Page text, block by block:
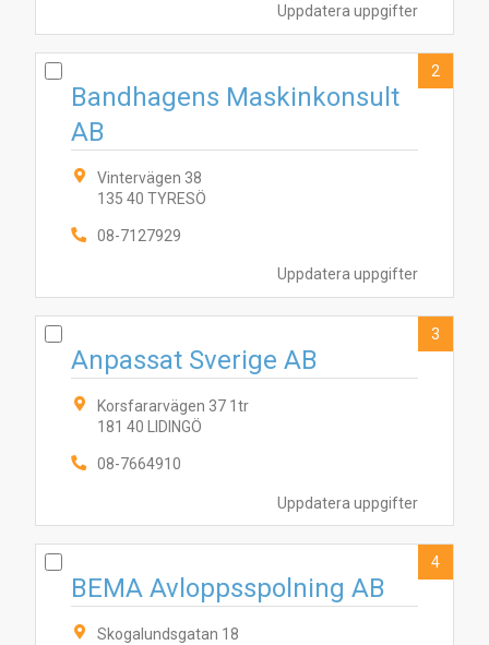
Uppdatera uppgifter
Uppdatera uppgifter
Bandhagens Maskinkonsult
AB
Vintervägen 38
135 40 TYRESÖ
08-7127929
2
Uppdatera uppgifter
Anpassat Sverige AB
Korsfararvägen 37 1tr
181 40 LIDINGÖ
08-7664910
3
BEMA Avloppsspolning AB
Skogalundsgatan 18
4